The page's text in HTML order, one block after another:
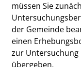
müssen Sie
der Gemeinde
einen
zur
übergeben.